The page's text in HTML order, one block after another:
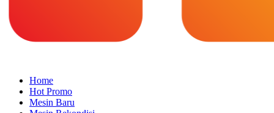
Home
Hot Promo
Mesin Baru